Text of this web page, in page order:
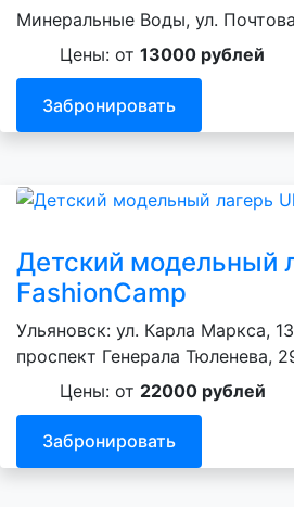
Минеральные Воды, ул.
Цены: от 13000 рублей
Забронировать
Детский модельный
FashionCamp
Ульяновск: ул. Карла Маркса,
проспект Генерала Тюленева,
Цены: от 22000 рублей
Забронировать